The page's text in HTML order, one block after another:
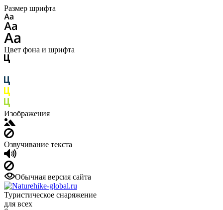
Размер шрифта
Цвет фона и шрифта
Изображения
Озвучивание текста
Обычная версия сайта
Туристическое снаряжение
для всех